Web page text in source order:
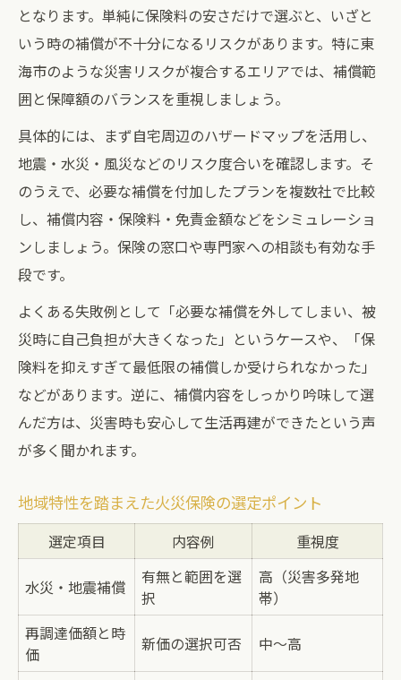
となります。単純に保険料の安さだけで選ぶと、いざと
いう時の補償が不十分になるリスクがあります。特に東
海市のような災害リスクが複合するエリアでは、補償範
囲と保障額のバランスを重視しましょう。
具体的には、まず自宅周辺のハザードマップを活用し、
地震・水災・風災などのリスク度合いを確認します。そ
のうえで、必要な補償を付加したプランを複数社で比較
し、補償内容・保険料・免責金額などをシミュレーショ
ンしましょう。保険の窓口や専門家への相談も有効な手
段です。
よくある失敗例として「必要な補償を外してしまい、被
災時に自己負担が大きくなった」というケースや、「保
険料を抑えすぎて最低限の補償しか受けられなかった」
などがあります。逆に、補償内容をしっかり吟味して選
んだ方は、災害時も安心して生活再建ができたという声
が多く聞かれます。
地域特性を踏まえた火災保険の選定ポイント
選定項目 内容例 重視度
水災・地震補償
有無と範囲を選
択
高（災害多発地
帯）
再調達価額と時
価
新価の選択可否 中～高